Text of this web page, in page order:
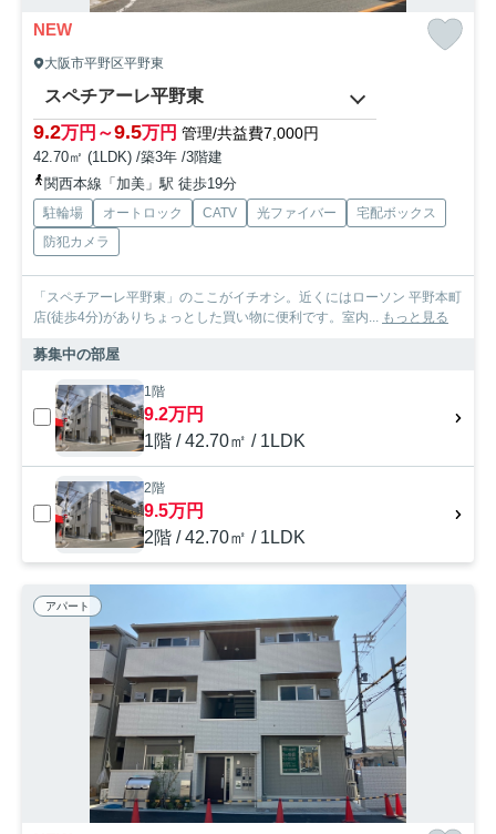
NEW
大阪市平野区平野東
スペチアーレ平野東
9.2万円～9.5万円 管理/共益費7,000円
42.70㎡ (1LDK) /築3年 /3階建
関西本線「加美」駅 徒歩19分
駐輪場 オートロック CATV 光ファイバー
宅配ボックス
防犯カメラ
「スペチアーレ平野東」のここがイチオシ。近くにはローソン 平野本町
店(徒歩4分)がありちょっとした買い物に便利です。室内... もっと見る
募集中の部屋
1階
9.2万円
1階 / 42.70㎡ / 1LDK
2階
9.5万円
2階 / 42.70㎡ / 1LDK
アパート